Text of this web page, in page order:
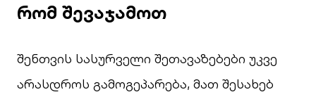
რომ შევაჯამოთ
შენთვის სასურველი შეთავაზებები უკვე
არასდროს გამოგეპარება, მათ შესახებ